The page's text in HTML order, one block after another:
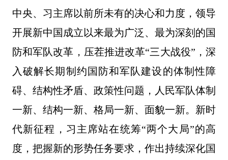
中央、习主席以前所未有的决心和力度，领导
开展新中国成立以来最为广泛、最为深刻的国
防和军队改革，压茬推进改革“三大战役”，深
入破解长期制约国防和军队建设的体制性障
碍、结构性矛盾、政策性问题，人民军队体制
一新、结构一新、格局一新、面貌一新。新时
代新征程，习主席站在统筹“两个大局”的高
度，把握新的形势任务要求，作出持续深化国